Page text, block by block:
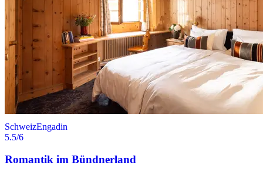
SchweizEngadin
5.5/6
Romantik im Bündnerland